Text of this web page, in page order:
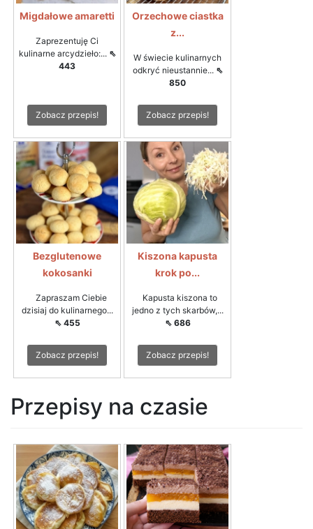
Migdałowe amaretti
Zaprezentuję Ci
kulinarne arcydzieło:... ⇖
443
Zobacz przepis!
Orzechowe ciastka
z...
W świecie kulinarnych
odkryć nieustannie... ⇖
850
Zobacz przepis!
Bezglutenowe
kokosanki
Zapraszam Ciebie
dzisiaj do kulinarnego...
⇖ 455
Zobacz przepis!
Kiszona kapusta
krok po...
Kapusta kiszona to
jedno z tych skarbów,...
⇖ 686
Zobacz przepis!
Przepisy na czasie